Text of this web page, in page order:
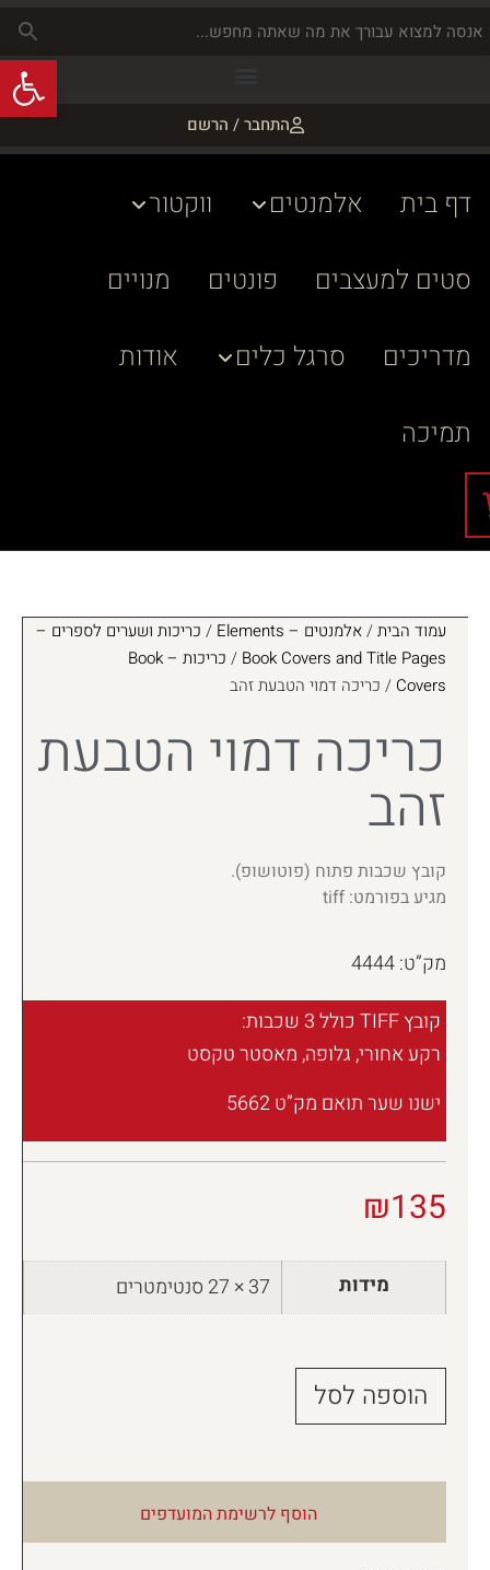
התחבר / הרשם
דף בית אלמנטים
ווקטור
סטים למעצבים
פונטים
מנויים
מדריכים
סרגל כלים
אודות
תמיכה
עמוד הבית/אלמנטים – Elements / כריכות ושערים לספרים –
Book Covers and Title Pages
/
כריכות – Book
Covers / כריכה דמוי הטבעת זהב
כריכה דמוי הטבעת
זהב
קובץ שכבות פתוח (פוטושופ).
מגיע בפורמט: tiff
מק”ט: 4444
קובץ TIFF כולל 3 שכבות:
רקע אחורי, גלופה, מאסטר טקסט
ישנו שער תואם מק”ט 5662
₪135
מידות 37 × 27 סנטימטרים
הוספה לסל
הוסף לרשימת המועדפים